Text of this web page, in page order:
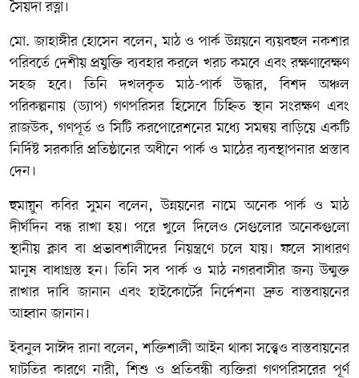
সৈয়দা রত্না।
মো. জাহাঙ্গীর হোসেন বলেন, মাঠ ও পার্ক উন্নয়নে ব্যয়বহুল নকশার
পরিবর্তে দেশীয় প্রযুক্তি ব্যবহার করলে খরচ কমবে এবং রক্ষণাবেক্ষণ
সহজ হবে। তিনি দখলকৃত মাঠ-পার্ক উদ্ধার, বিশদ অঞ্চল
পরিকল্পনায় (ড্যাপ) গণপরিসর হিসেবে চিহ্নিত স্থান সংরক্ষণ এবং
রাজউক, গণপূর্ত ও সিটি করপোরেশনের মধ্যে সমন্বয় বাড়িয়ে একটি
নির্দিষ্ট সরকারি প্রতিষ্ঠানের অধীনে পার্ক ও মাঠের ব্যবস্থাপনার প্রস্তাব
দেন।
হুমায়ুন কবির সুমন বলেন, উন্নয়নের নামে অনেক পার্ক ও মাঠ
দীর্ঘদিন বন্ধ রাখা হয়। পরে খুলে দিলেও সেগুলোর অনেকগুলো
স্থানীয় ক্লাব বা প্রভাবশালীদের নিয়ন্ত্রণে চলে যায়। ফলে সাধারণ
মানুষ বাধাগ্রস্ত হন। তিনি সব পার্ক ও মাঠ নগরবাসীর জন্য উন্মুক্ত
রাখার দাবি জানান এবং হাইকোর্টের নির্দেশনা দ্রুত বাস্তবায়নের
আহ্বান জানান।
ইবনুল সাঈদ রানা বলেন, শক্তিশালী আইন থাকা সত্ত্বেও বাস্তবায়নের
ঘাটতির কারণে নারী, শিশু ও প্রতিবন্ধী ব্যক্তিরা গণপরিসরের পূর্ণ